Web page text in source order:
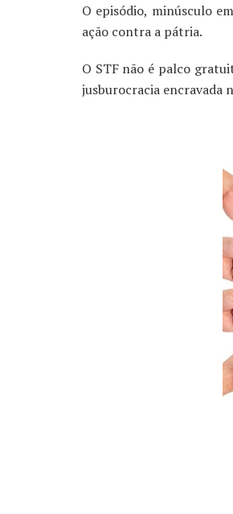
O episódio, minúsculo
ação contra a pátria.
O STF não é palco
jusburocracia encravada